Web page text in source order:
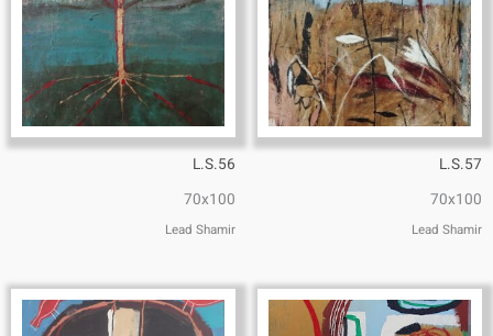
L.S.57
70x100
Lead Shamir
L.S.56
70x100
Lead Shamir